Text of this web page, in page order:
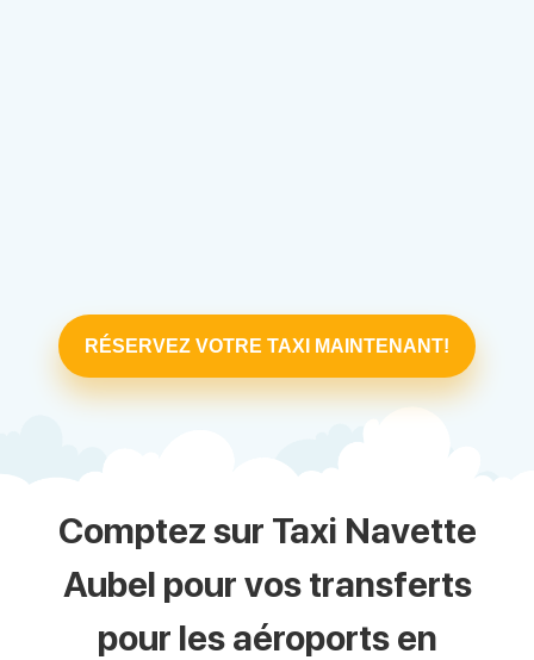
RÉSERVEZ VOTRE TAXI MAINTENANT!
Comptez sur Taxi Navette
Aubel pour vos transferts
pour les aéroports en